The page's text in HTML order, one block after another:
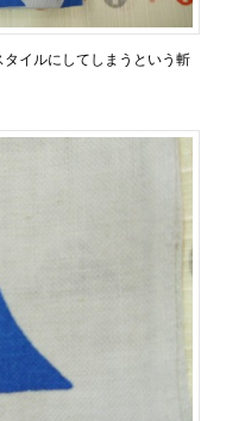
イルにしてしまうという斬